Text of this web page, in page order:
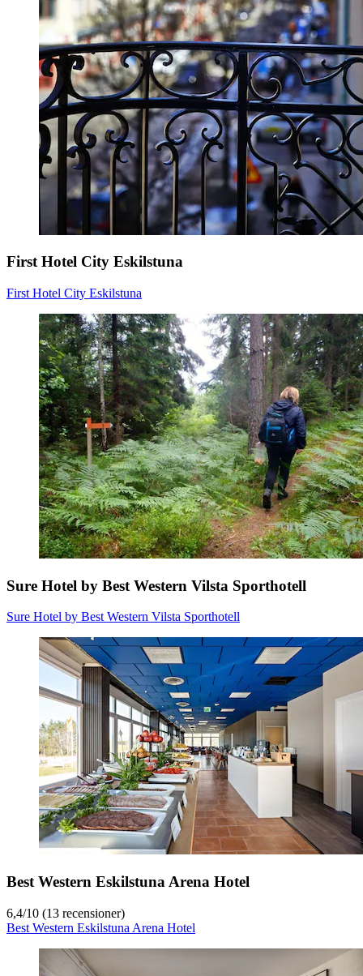
First Hotel City Eskilstuna
First Hotel City Eskilstuna
Sure Hotel by Best Western Vilsta Sporthotell
Sure Hotel by Best Western Vilsta Sporthotell
Best Western Eskilstuna Arena Hotel
6,4/10 (13 recensioner)
Best Western Eskilstuna Arena Hotel